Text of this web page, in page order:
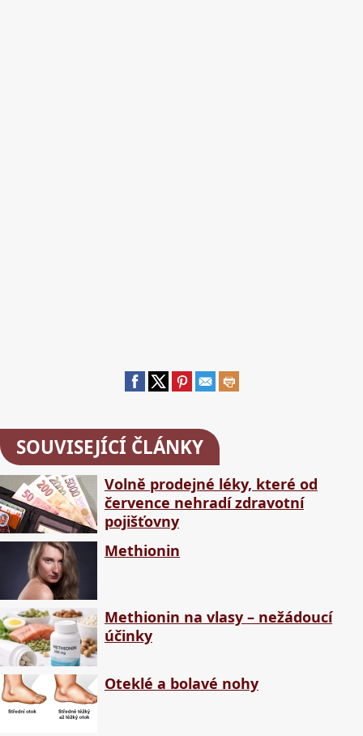
SOUVISEJÍCÍ ČLÁNKY
Volně prodejné léky, které od
července nehradí zdravotní
pojišťovny
Methionin
Methionin na vlasy – nežádoucí
účinky
Oteklé a bolavé nohy